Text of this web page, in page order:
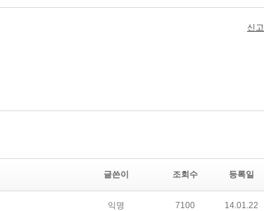
글쓴이 조회수 등록일
익명 7100 14.01.22